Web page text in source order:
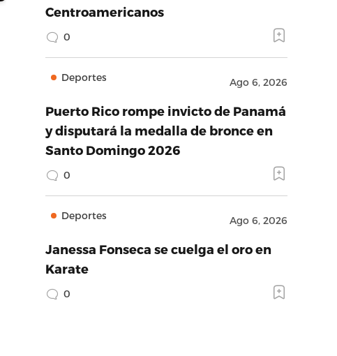
Centroamericanos
0
Deportes Ago 6, 2026
Puerto Rico rompe invicto de Panamá
y disputará la medalla de bronce en
Santo Domingo 2026
0
Deportes Ago 6, 2026
Janessa Fonseca se cuelga el oro en
Karate
0